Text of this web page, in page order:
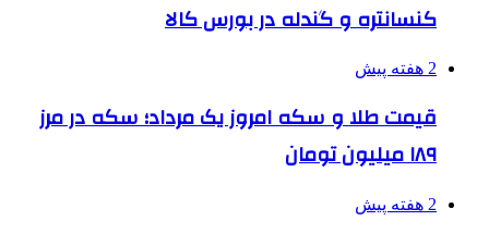
کنسانتره و گندله در بورس کالا
2 هفته پیش
قیمت طلا و سکه امروز یک مرداد؛ سکه در مرز
۱۸۹ میلیون تومان
2 هفته پیش